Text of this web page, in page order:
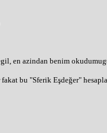
en azindan benim
bu "Sferik Eşdeğer"